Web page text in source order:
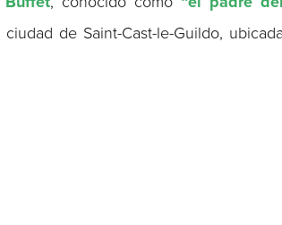
de Saint-Cast-le-Guildo,